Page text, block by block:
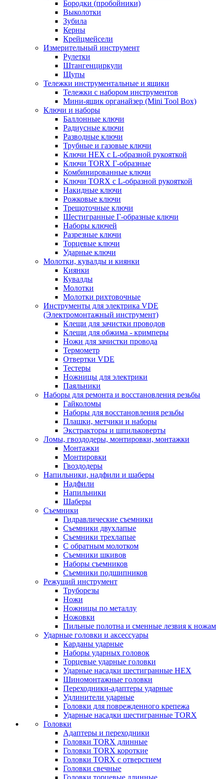
Бородки (пробойники)
Выколотки
Зубила
Керны
Крейцмейсели
Измерительный инструмент
Рулетки
Штангенциркули
Щупы
Тележки инструментальные и ящики
Тележки с набором инструментов
Мини-ящик органайзер (Mini Tool Box)
Ключи и наборы
Баллонные ключи
Радиусные ключи
Разводные ключи
Трубные и газовые ключи
Ключи HEX с L-образной рукояткой
Ключи TORX Г-образные
Комбинированные ключи
Ключи TORX с L-образной рукояткой
Накидные ключи
Рожковые ключи
Трещоточные ключи
Шестигранные Г-образные ключи
Наборы ключей
Разрезные ключи
Торцевые ключи
Ударные ключи
Молотки, кувалды и киянки
Киянки
Кувалды
Молотки
Молотки рихтовочные
Инструменты для электрика VDE
(Электромонтажный инструмент)
Клещи для зачистки проводов
Клещи для обжима - кримперы
Ножи для зачистки провода
Термометр
Отвертки VDE
Тестеры
Ножницы для электрики
Паяльники
Наборы для ремонта и восстановления резьбы
Гайколомы
Наборы для восстановления резьбы
Плашки, метчики и наборы
Экстракторы и шпильковерты
Ломы, гвоздодеры, монтировки, монтажки
Монтажки
Монтировки
Гвоздодеры
Напильники, надфили и шаберы
Надфили
Напильники
Шаберы
Съемники
Гидравлические съемники
Съемники двухлапые
Съемники трехлапые
С обратным молотком
Съемники шкивов
Наборы съемников
Съемники подшипников
Режущий инструмент
Труборезы
Ножи
Ножницы по металлу
Ножовки
Пильные полотна и сменные лезвия к ножам
Ударные головки и аксессуары
Карданы ударные
Наборы ударных головок
Торцевые ударные головки
Ударные насадки шестигранные HEX
Шиномонтажные головки
Переходники-адаптеры ударные
Удлинители ударные
Головки для поврежденного крепежа
Ударные насадки шестигранные TORX
Головки
Адаптеры и переходники
Головки TORX длинные
Головки TORX короткие
Головки TORX с отверстием
Головки свечные
Головки торцевые длинные